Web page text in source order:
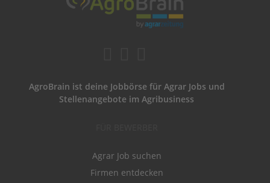
AgroBrain ist deine Jobbörse für Agrar Jobs und
Stellenangebote im Agribusiness
Agrar Job suchen
Firmen entdecken